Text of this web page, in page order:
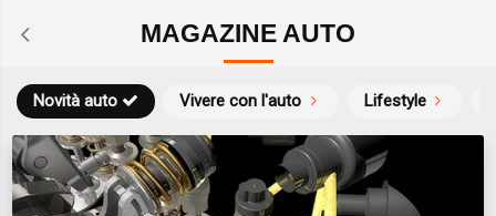
MAGAZINE AUTO
Novità auto Vivere con l'auto Lifestyle